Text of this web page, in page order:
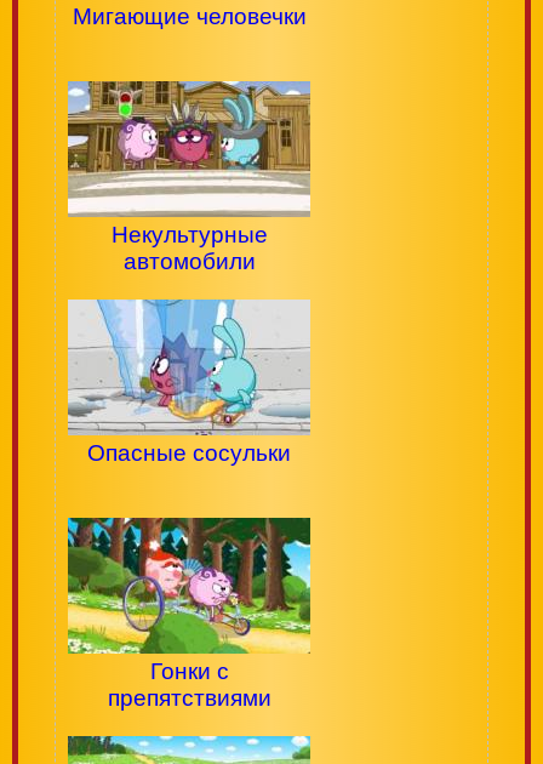
Мигающие человечки
Некультурные
автомобили
Опасные сосульки
Гонки с
препятствиями